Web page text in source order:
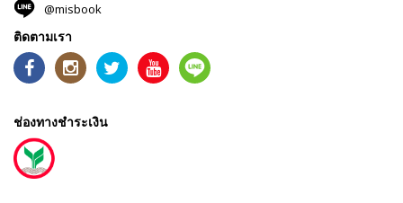
@misbook
ติดตามเรา
ช่องทางชำระเงิน